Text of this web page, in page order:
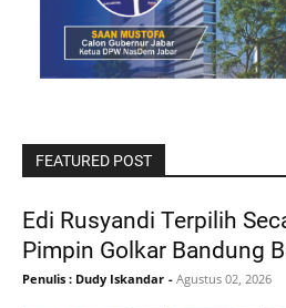
FEATURED POST
Edi Rusyandi Terpilih
Pimpin Golkar Bandung
Penulis : Dudy Iskandar - Agustus 02, 2026